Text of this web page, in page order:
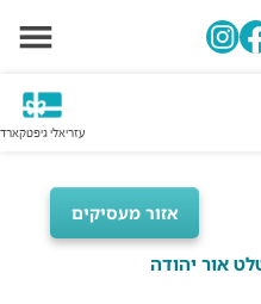
עזריאלי גיפטקארד